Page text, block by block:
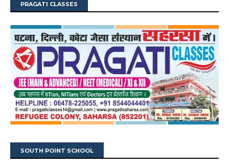
PRAGATI CLASSES
SOUTH POINT SCHOOL